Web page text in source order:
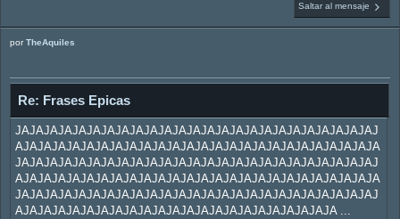
Saltar al mensaje
porTheAquiles
Re: Frases Epicas
JAJAJAJAJAJAJAJAJAJAJAJAJAJAJAJAJAJAJAJAJAJAJAJAJAJ
AJAJAJAJAJAJAJAJAJAJAJAJAJAJAJAJAJAJAJAJAJAJAJAJAJA
JAJAJAJAJAJAJAJAJAJAJAJAJAJAJAJAJAJAJAJAJAJAJAJAJAJ
AJAJAJAJAJAJAJAJAJAJAJAJAJAJAJAJAJAJAJAJAJAJAJAJAJA
JAJAJAJAJAJAJAJAJAJAJAJAJAJAJAJAJAJAJAJAJAJAJAJAJAJ
AJAJAJAJAJAJAJAJAJAJAJAJAJAJAJAJAJAJAJAJAJAJA ...